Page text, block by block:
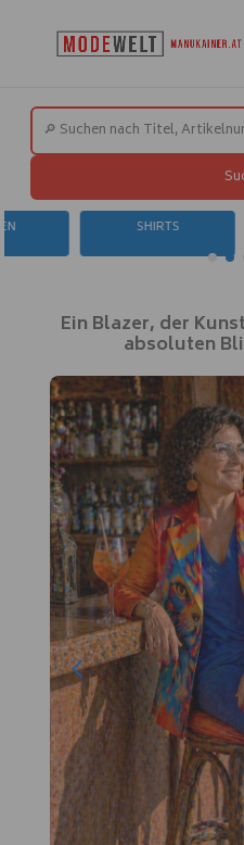
SHIRTS
Ein Blazer, der
absoluten